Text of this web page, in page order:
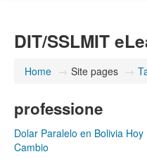
DIT/SSLMIT
Home → Site pages →
professione
Dolar Paralelo en Bolivia
Cambio